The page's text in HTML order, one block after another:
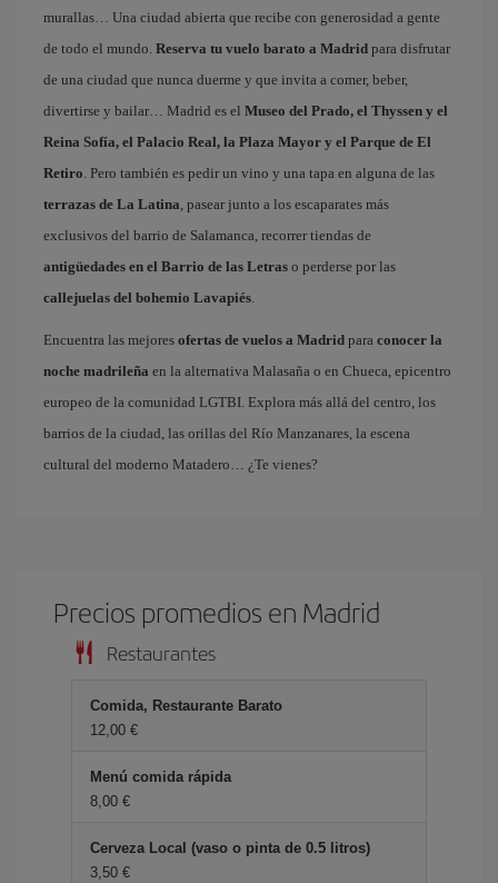
murallas… Una ciudad abierta que recibe con generosidad a gente
de todo el mundo. Reserva tu vuelo barato a Madrid para disfrutar
de una ciudad que nunca duerme y que invita a comer, beber,
divertirse y bailar… Madrid es el Museo del Prado, el Thyssen y el
Reina Sofía, el Palacio Real, la Plaza Mayor y el Parque de El
Retiro. Pero también es pedir un vino y una tapa en alguna de las
terrazas de La Latina, pasear junto a los escaparates más
exclusivos del barrio de Salamanca, recorrer tiendas de
antigüedades en el Barrio de las Letras o perderse por las
callejuelas del bohemio Lavapiés.
Encuentra las mejores ofertas de vuelos a Madrid para conocer la
noche madrileña en la alternativa Malasaña o en Chueca, epicentro
europeo de la comunidad LGTBI. Explora más allá del centro, los
barrios de la ciudad, las orillas del Río Manzanares, la escena
cultural del moderno Matadero… ¿Te vienes?
Precios promedios en Madrid
Restaurantes
Comida, Restaurante Barato
12,00 €
Menú comida rápida
8,00 €
Cerveza Local (vaso o pinta de 0.5 litros)
3,50 €